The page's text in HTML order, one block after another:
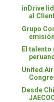
inDrive
al
Grupo
El
United
Desde